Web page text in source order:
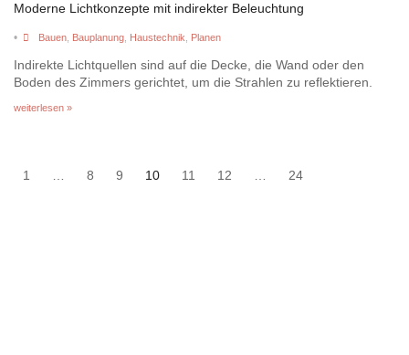
Moderne Lichtkonzepte mit indirekter Beleuchtung
• Bauen, Bauplanung, Haustechnik Planen
Indirekte Lichtquellen sind auf die Decke, die Wand oder den
Boden des Zimmers gerichtet, um die Strahlen zu reflektieren.
weiterlesen »
1 … 8 9 10 11 12 … 24